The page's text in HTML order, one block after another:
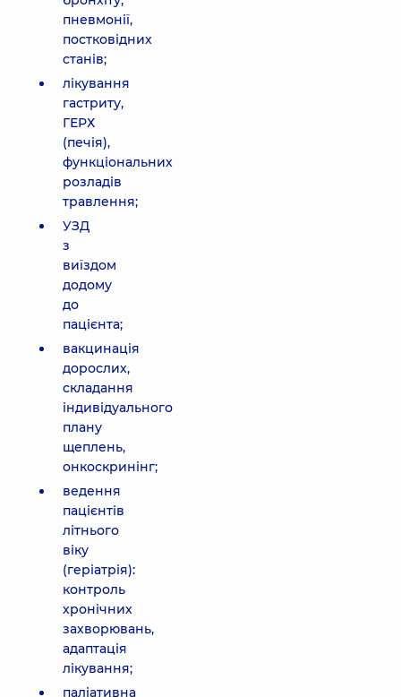
пневмонії,
постковідних
станів;
лікування
гастриту,
ГЕРХ
(печія),
функціональних
розладів
травлення;
УЗД
з
виїздом
додому
до
пацієнта;
вакцинація
дорослих,
складання
індивідуального
плану
щеплень,
онкоскринінг;
ведення
пацієнтів
літнього
віку
(геріатрія):
контроль
хронічних
захворювань,
адаптація
лікування;
паліативна